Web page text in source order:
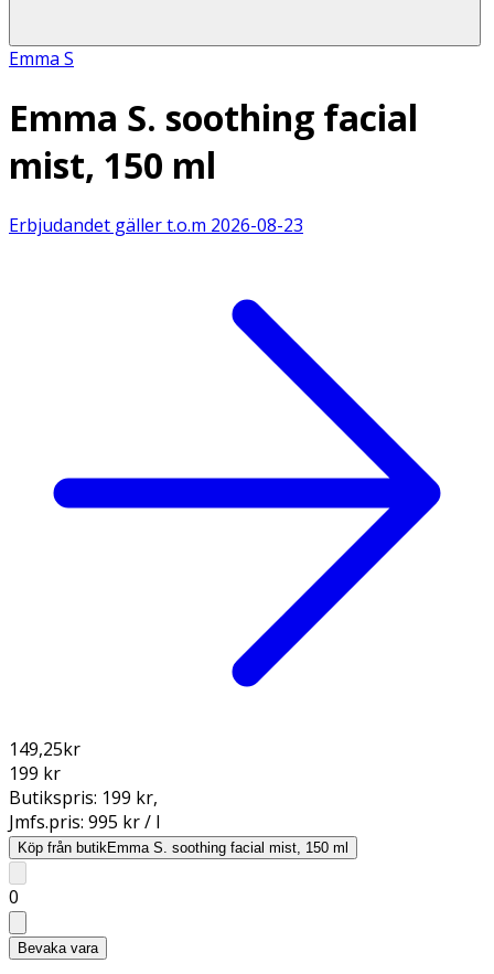
Emma S
Emma S. soothing facial
mist, 150 ml
Erbjudandet gäller t.o.m 2026-08-23
149,25kr
199 kr
Butikspris: 199 kr,
Jmfs.pris: 995 kr / l
Köp från butikEmma S. soothing facial mist, 150 ml
0
Bevaka vara